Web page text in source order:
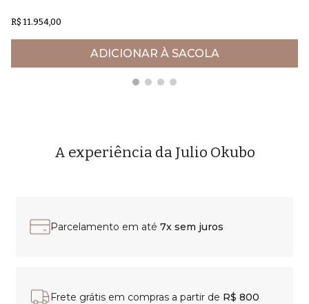
R$ 11.954,00
ADICIONAR À SACOLA
A experiência da Julio Okubo
Parcelamento em até 7x sem juros
Frete grátis em compras a partir de R$ 800